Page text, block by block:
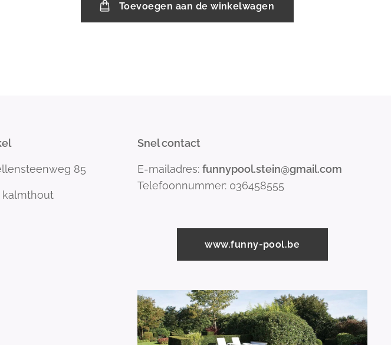
Toevoegen aan de winkelwagen
85
kalmthout
Snel contact
E-mailadres: funnypool.stein@gmail.com
Telefoonnummer: 036458555
www.funny-pool.be